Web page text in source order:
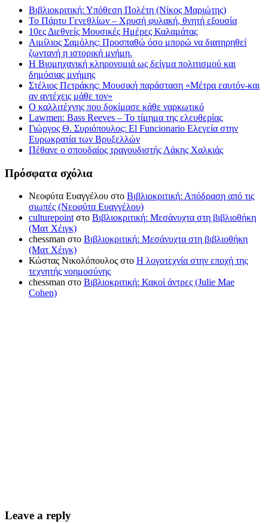
Βιβλιοκριτική: Υπόθεση Πολέτη (Νίκος Μαριώτης)
Το Πάρτυ Γενεθλίων – Χρυσή φυλακή, θνητή εξουσία
10ες Διεθνείς Μουσικές Ημέρες Καλαμάτας
Αιμίλιος Σαμόλης: Προσπαθώ όσο μπορώ να διατηρηθεί
ζωντανή η ιστορική μνήμη.
Η Βιομηχανική κληρονομιά ως δείγμα πολιτισμού και
δημόσιας μνήμης
Στέλιος Πετράκης: Μουσική παράσταση «Μέτρα εαυτόν-και
αν αντέχεις μάθε τον»
Ο καλλιτέχνης που δοκίμασε κάθε ναρκωτικό
Lawmen: Bass Reeves – Το τίμημα της ελευθερίας
Γιώργος Θ. Συριόπουλος: El Funcionario Ελεγεία στην
Ευρωκρατία των Βρυξελλών
Πέθανε ο σπουδαίος τραγουδιστής Λάκης Χαλκιάς
Πρόσφατα σχόλια
Νεοφύτα Ευαγγέλου στο Βιβλιοκριτική: Απόδραση από τις
σιωπές (Νεοφύτα Ευαγγέλου)
culturepointστο Βιβλιοκριτική: Μεσάνυχτα στη βιβλιοθήκη
(Ματ Χέιγκ)
chessman στο Βιβλιοκριτική: Μεσάνυχτα στη βιβλιοθήκη
(Ματ Χέιγκ)
Κώστας Νικολόπουλος στο Η λογοτεχνία στην εποχή της
τεχνητής νοημοσύνης
chessman στο Βιβλιοκριτική: Κακοί άντρες (Julie Mae
Cohen)
Leave a reply